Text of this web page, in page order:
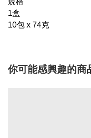
1盒
10包 x 74克
你可能感興趣的商